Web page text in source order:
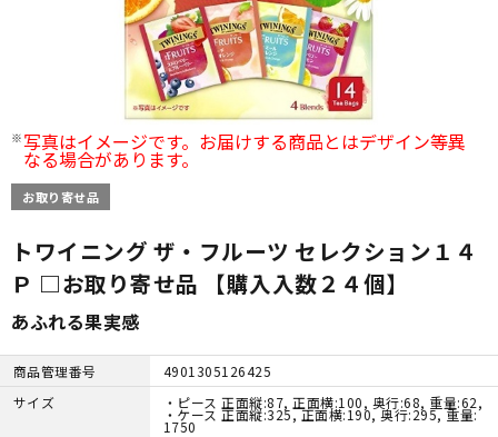
写真はイメージです。お届けする商品とはデザイン等異
なる場合があります。
お取り寄せ品
トワイニング ザ・フルーツ セレクション１４
Ｐ □お取り寄せ品 【購入入数２４個】
あふれる果実感
商品管理番号
4901305126425
サイズ
・ピース 正面縦:87, 正面横:100, 奥行:68, 重量:62,
・ケース 正面縦:325, 正面横:190, 奥行:295, 重量:
1750